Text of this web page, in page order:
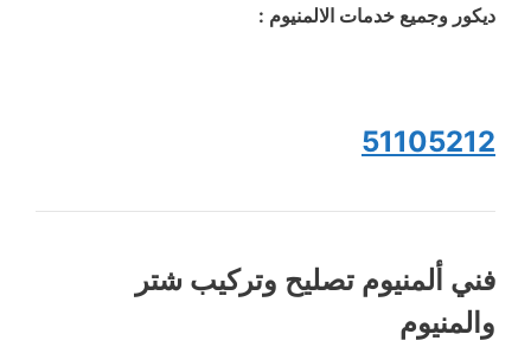
ديكور وجميع خدمات الالمنيوم :
51105212
فني ألمنيوم تصليح وتركيب شتر
والمنيوم